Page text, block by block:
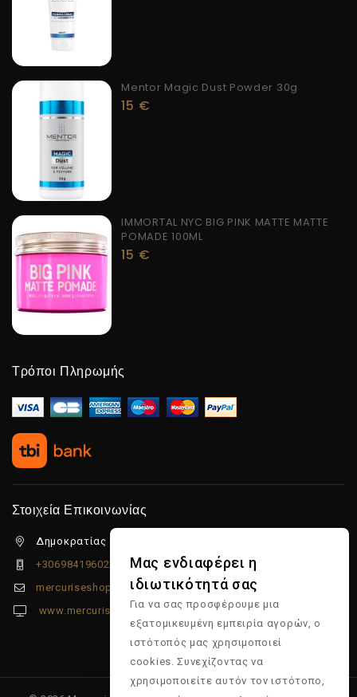
Mentor Magic Dust Powder 30g
15 €
IMMORTAL NYC BIG PINK MATTE MATTE
POMADE 100ML
15 €
Τρόποι Πληρωμής
Στοιχεία Επικοινωνίας
Δημοκρατίας 5β Λιμένας Χερσονήσου, 70014
+306984196022
mercuriseshop@gmail.com
www.mercuriseshop.gr
Μας ενδιαφέρει η
ιδιωτικότητά σας
Για να σας προσφέρουμε μια
εξατομικευμένη εμπειρία αγορών, ο
ιστότοπός μας χρησιμοποιεί
cookies. Συνεχίζοντας να
χρησιμοποιείτε αυτόν τον ιστότοπο,